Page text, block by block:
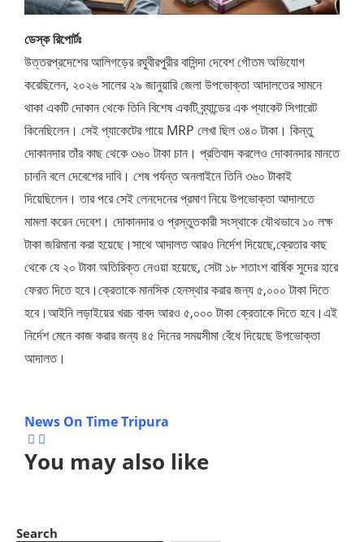
ডেস্ক রিপোর্টঃ
উত্তরপ্রদেশের আলিগড়ের রঘুবীরপুরীর বাসিন্দা দেবেশ গৌতম অভিযোগ
করেছিলেন, ২০২৬ সালের ২৯ জানুয়ারি জেলা উপভোক্তা আদালতের সামনে
থাকা একটি দোকান থেকে তিনি বিশেষ একটি ব্র্যান্ডের এক প্যাকেট সিগারেট
কিনেছিলেন। সেই প্যাকেটের গায়ে MRP লেখা ছিল ৩৪০ টাকা। কিন্তু
দোকানদার তাঁর কাছ থেকে ৩৬০ টাকা চান। প্রতিবাদ করলেও দোকানদার মানতে
চাননি বলে দেবেশের দাবি। শেষ পর্যন্ত অনলাইনে তিনি ৩৬০ টাকাই
দিয়েছিলেন। তার পরে সেই লেনদেনের প্রমাণ নিয়ে উপভোক্তা আদালতে
মামলা করেন দেবেশ। দোকানদার ও প্রস্তুতকারী সংস্থাকে যৌথভাবে ১০ লক্ষ
টাকা জরিমানা করা হয়েছে।সাথে আদালত আরও নির্দেশ দিয়েছে,ক্রেতার কাছ
থেকে যে ২০ টাকা অতিরিক্ত নেওয়া হয়েছে, সেটা ১৮ শতাংশ বার্ষিক সুদের হারে
ফেরত দিতে হবে।ক্রেতাকে মানসিক হেনস্থার করার জন্য ৫,০০০ টাকা দিতে
হবে।আইনি লড়াইয়ের খরচ বাবদ আরও ৫,০০০ টাকা ক্রেতাকে দিতে হবে।এই
নির্দেশ মেনে কাজ করার জন্য ৪৫ দিনের সময়সীমা বেঁধে দিয়েছে উপভোক্তা
আদালত।
News On Time Tripura
You may also like
Search